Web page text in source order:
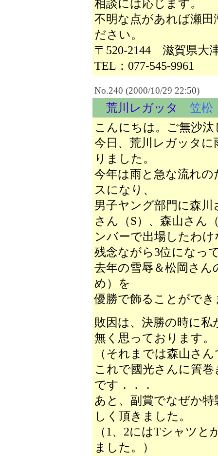
相談には応じます。
不明な点があれば瀬
ださい。
〒520-2144 滋賀県
TEL：077-545-9961
No.240 (2000/10/29 22:50)
荒川レガッタ
笠
こんにちは。ご無沙
今日、荒川レガッタ
りました。
今年は雨と急な流れの
スになり、
男子ヤング部門に森
さん（S）、森山さん
ンバーで出場したわ
残念ながら3位になっ
去年の雪辱＆松岡さ
め）を
優勝で飾ることがで
敗因は、決勝の時に
無く思っております。
（それまでは森山さ
これで國光さんに簀
です．．．
あと、副賞でなぜか
しく頂きました。
（1、2にはTシャツ
ました。）